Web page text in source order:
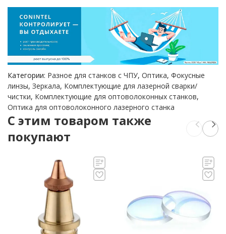
Категории: Разное для станков с ЧПУ, Оптика, Фокусные
линзы, Зеркала, Комплектующие для лазерной сварки/
чистки, Комплектующие для оптоволоконных станков,
Оптика для оптоволоконного лазерного станка
C этим товаром также
покупают